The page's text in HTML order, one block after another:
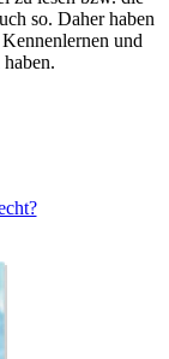
so. Daher haben
und